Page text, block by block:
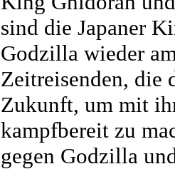
sind die Japaner
Godzilla wieder
Zeitreisenden, die
Zukunft, um mit
kampfbereit zu
gegen Godzilla